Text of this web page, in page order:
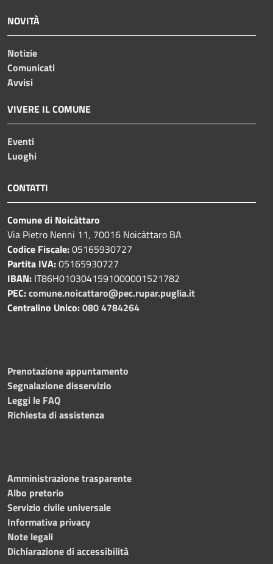
NOVITÀ
Notizie
Comunicati
Avvisi
VIVERE IL COMUNE
Eventi
Luoghi
CONTATTI
Comune di Noicàttaro
Via Pietro Nenni 11, 70016 Noicàttaro BA
Codice Fiscale:05165930727
Partita IVA:05165930727
IBAN: IT86H0103041591000001521782
PEC:comune.noicattaro@pec.rupar.puglia.it
Centralino Unico:080 4784264
Prenotazione appuntamento
Segnalazione disservizio
Leggi le FAQ
Richiesta di assistenza
Amministrazione trasparente
Albo pretorio
Servizio civile universale
Informativa privacy
Note legali
Dichiarazione di accessibilità